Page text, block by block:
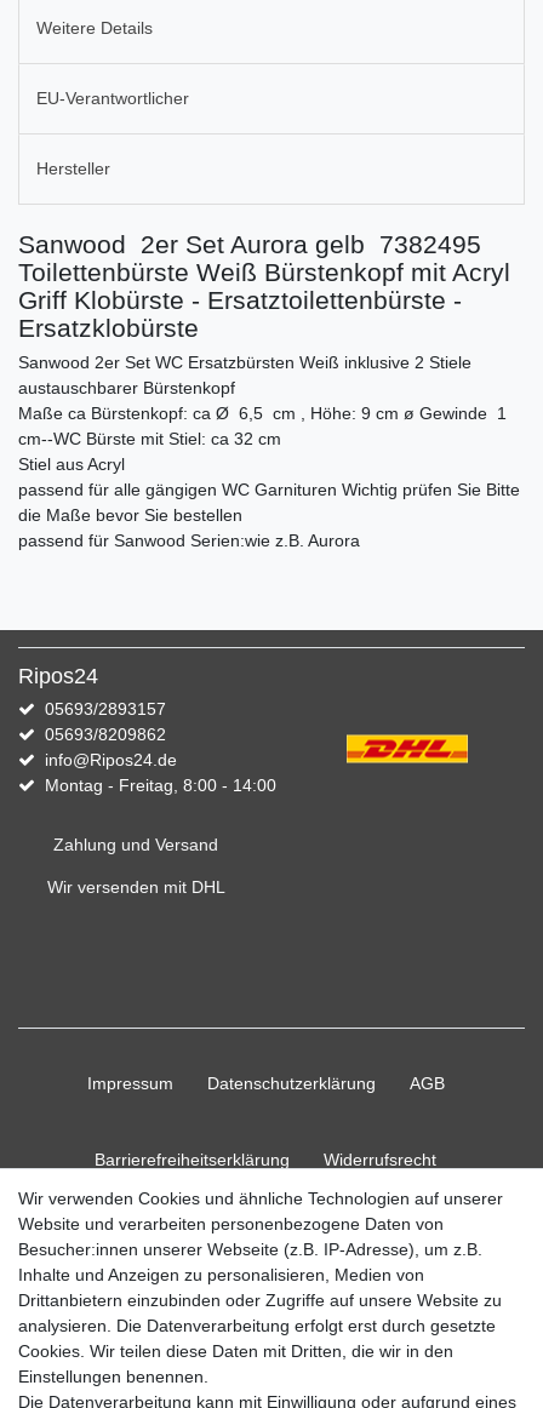
Weitere Details
EU-Verantwortlicher
Hersteller
Sanwood 2er Set Aurora gelb 7382495
Toilettenbürste Weiß Bürstenkopf mit Acryl
Griff Klobürste - Ersatztoilettenbürste -
Ersatzklobürste
Sanwood 2er Set WC Ersatzbürsten Weiß inklusive 2 Stiele
austauschbarer Bürstenkopf
Maße ca Bürstenkopf: ca Ø 6,5 cm , Höhe: 9 cm ø Gewinde 1
cm--WC Bürste mit Stiel: ca 32 cm
Stiel aus Acryl
passend für alle gängigen WC Garnituren Wichtig prüfen Sie Bitte
die Maße bevor Sie bestellen
passend für Sanwood Serien:wie z.B. Aurora
Ripos24
05693/2893157
05693/8209862
info@Ripos24.de
Montag - Freitag, 8:00 - 14:00
Zahlung und Versand
Wir versenden mit DHL
Impressum Daten­schutz­erklärung AGB
Barrierefreiheitserklärung Widerrufs­recht
Vertrag widerrufen Kontakt
© Copyright 2026 Ripos24| Alle Rechte vorbehalten.
Wir verwenden Cookies und ähnliche Technologien auf unserer
Website und verarbeiten personenbezogene Daten von
Besucher:innen unserer Webseite (z.B. IP-Adresse), um z.B.
Inhalte und Anzeigen zu personalisieren, Medien von
Drittanbietern einzubinden oder Zugriffe auf unsere Website zu
analysieren. Die Datenverarbeitung erfolgt erst durch gesetzte
Cookies. Wir teilen diese Daten mit Dritten, die wir in den
Einstellungen benennen.
Die Datenverarbeitung kann mit Einwilligung oder aufgrund eines